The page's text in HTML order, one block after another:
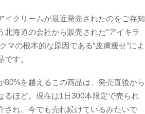
イクリームが最近発売されたのをご存知
海道の会社から販売された“アイキラ
マの根本的な原因である“皮膚痩せ”によ
す。
を越えるこの商品は、発売直後から
るほど。現在は1日300本限定で売られ
され、今でも売れ続けているみたいで